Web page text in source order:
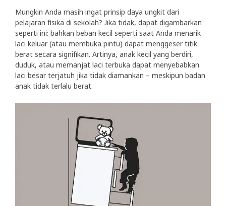
Mungkin Anda masih ingat prinsip daya ungkit dari
pelajaran fisika di sekolah? Jika tidak, dapat digambarkan
seperti ini: bahkan beban kecil seperti saat Anda menarik
laci keluar (atau membuka pintu) dapat menggeser titik
berat secara signifikan. Artinya, anak kecil yang berdiri,
duduk, atau memanjat laci terbuka dapat menyebabkan
laci besar terjatuh jika tidak diamankan – meskipun badan
anak tidak terlalu berat.